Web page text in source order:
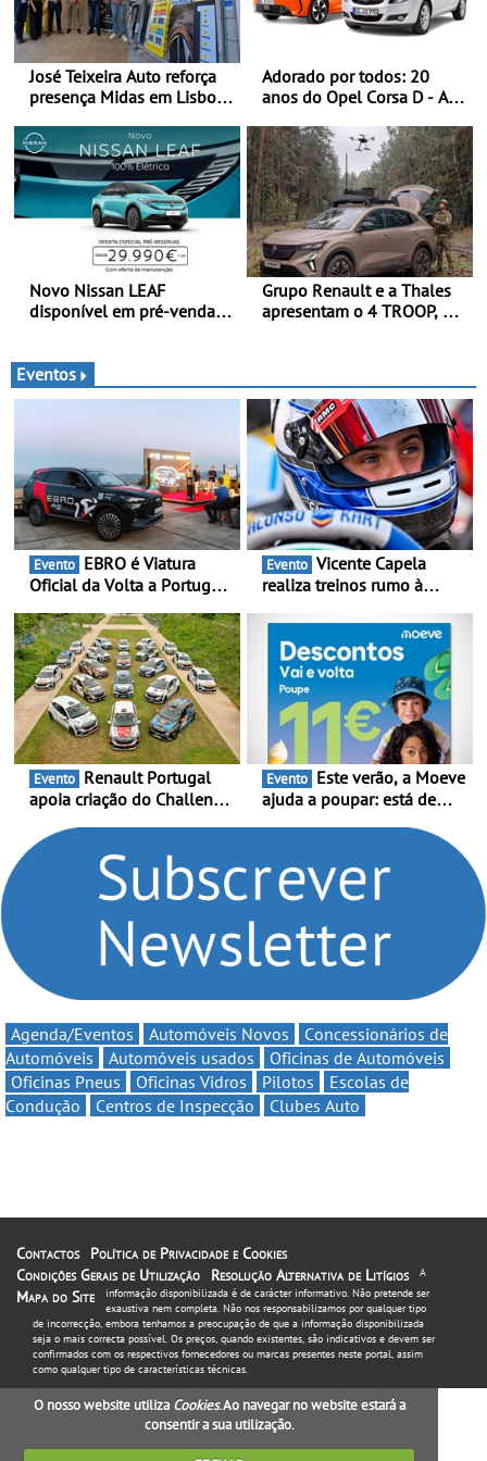
José Teixeira Auto reforça
presença Midas em Lisboa
Grande - E assinatura para
nova unidade em Vialonga
Adorado por todos: 20
anos do Opel Corsa D - A
celebra a estreia mundial
no Salão Internacional do
Automóvel Britânico, em
Londres
Novo Nissan LEAF
disponível em pré-venda a
campanha exclusiva de
lançamento, os primeiros
manutenção incluída
Grupo Renault e a Thales
apresentam o 4 TROOP, um
Eventos
Evento
Oficial da Volta a Portugal
presença nacional ao lado
da mítica prova de ciclismo
e leva a sua gama SUV
multi-energia às estradas
de Portugal
Evento
realiza treinos rumo à
Portugal Karting e mira boa
estreia - O Campeonato
Portugal Karting 2026
decorre entre 1 de Março e
6 de Setembro
Evento
apoia criação do Challenge
compromisso com o
automobilismo nacional
continua em 2026
Evento
ajuda a poupar: está de
Volta” com descontos de
Agenda/Eventos Automóveis Novos
Concessionários de
Automóveis
Automóveis usados
Oficinas de Automóveis
Oficinas Pneus
Oficinas Vidros Pilotos
Escolas de
Condução
Centros de Inspecção Clubes Auto
Contactos
Política de Privacidade e Cookies
Condições Gerais de Utilização
Resolução Alternativa de Litígios
Mapa do Site
A
informação disponibilizada é de carácter informativo. Não pretende ser
exaustiva nem completa. Não nos responsabilizamos por qualquer tipo
de incorrecção, embora tenhamos a preocupação de que a informação disponibilizada
seja o mais correcta possível. Os preços, quando existentes, são indicativos e devem ser
confirmados com os respectivos fornecedores ou marcas presentes neste portal, assim
como qualquer tipo de características técnicas.
O nosso website utiliza Cookies. Ao navegar no website estará a
consentir a sua utilização.